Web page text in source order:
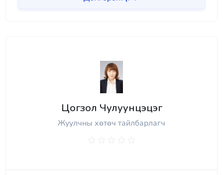
Цогзол Чулуунцэцэг
Жуулчны хөтөч тайлбарлагч